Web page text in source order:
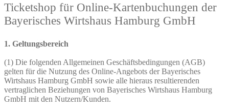
Ticketshop für Online-Kartenbuchungen der
Bayerisches Wirtshaus Hamburg GmbH
1. Geltungsbereich
(1) Die folgenden Allgemeinen Geschäftsbedingungen (AGB)
gelten für die Nutzung des Online-Angebots der Bayerisches
Wirtshaus Hamburg GmbH sowie alle hieraus resultierenden
vertraglichen Beziehungen von Bayerisches Wirtshaus Hamburg
GmbH mit den Nutzern/Kunden.